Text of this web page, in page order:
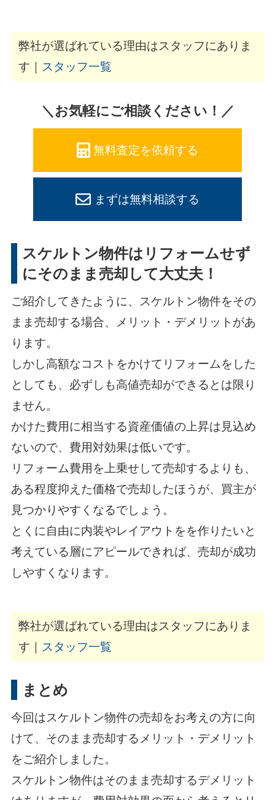
弊社が選ばれている理由はスタッフにありま
す｜ スタッフ一覧
＼お気軽にご相談ください！／
無料査定を依頼する
まずは無料相談する
スケルトン物件はリフォームせず
にそのまま売却して大丈夫！
ご紹介してきたように、スケルトン物件をその
まま売却する場合、メリット・デメリットがあ
ります。
しかし高額なコストをかけてリフォームをした
としても、必ずしも高値売却ができるとは限り
ません。
かけた費用に相当する資産価値の上昇は見込め
ないので、費用対効果は低いです。
リフォーム費用を上乗せして売却するよりも、
ある程度抑えた価格で売却したほうが、買主が
見つかりやすくなるでしょう。
とくに自由に内装やレイアウトをを作りたいと
考えている層にアピールできれば、売却が成功
しやすくなります。
弊社が選ばれている理由はスタッフにありま
す｜ スタッフ一覧
まとめ
今回はスケルトン物件の売却をお考えの方に向
けて、そのまま売却するメリット・デメリット
をご紹介しました。
スケルトン物件はそのまま売却するデメリット